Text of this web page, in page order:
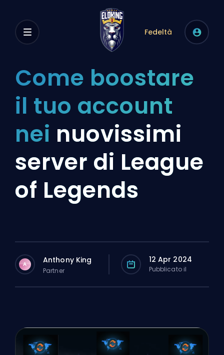
Fedeltà
Come boostare
il tuo account
nei nuovissimi
server di League
of Legends
A Anthony King
Partner
12 Apr 2024
Pubblicato il